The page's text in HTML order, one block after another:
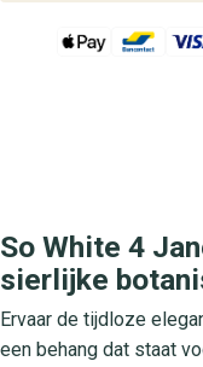
So White 4
sierlijke
Ervaar de tijdloze
een behang dat staat